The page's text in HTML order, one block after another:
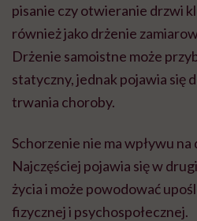
pisanie czy otwieranie drzwi
również jako drżenie
Drżenie samoistne może
statyczny, jednak pojawia się
trwania choroby.
Schorzenie nie ma wpływu na
Najczęściej pojawia się w
życia i może powodować
fizycznej i psychospołecznej.